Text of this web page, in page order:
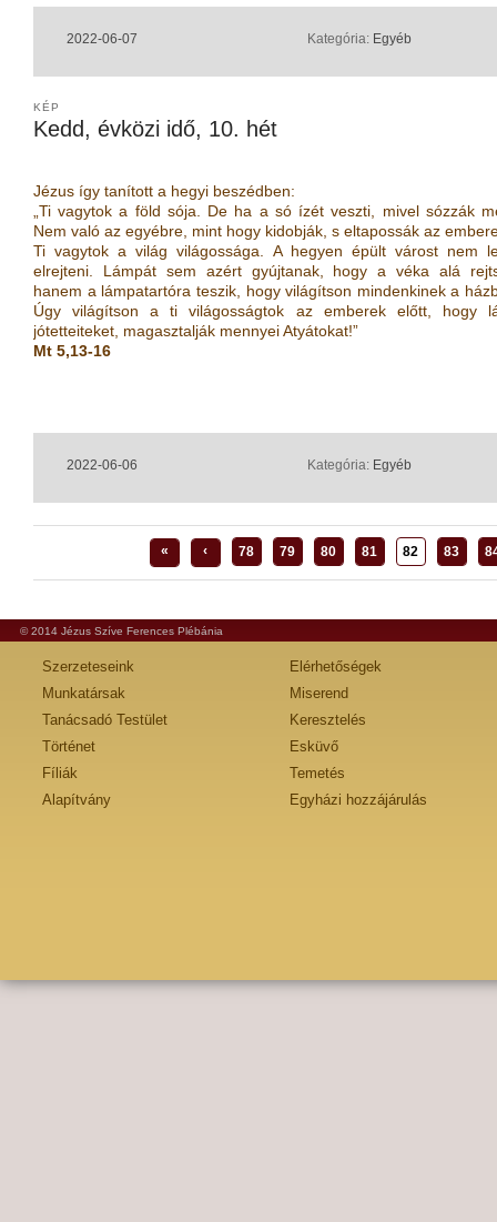
2022-06-07 Kategória: Egyéb
Kedd, évközi idő, 10. hét
KÉP
Jézus így tanított a hegyi beszédben:
„Ti vagytok a föld sója. De ha a só ízét veszti, mivel sózzák
Nem való az egyébre, mint hogy kidobják, s eltapossák az
Ti vagytok a világ világossága. A hegyen épült várost nem
elrejteni. Lámpát sem azért gyújtanak, hogy a véka alá
hanem a lámpatartóra teszik, hogy világítson mindenkinek a
Úgy világítson a ti világosságtok az emberek előtt, hogy
jótetteiteket, magasztalják mennyei Atyátokat!”
Mt 5,13-16
2022-06-06 Kategória: Egyéb
« ‹ 78 79 80 81 82 83
© 2014 Jézus Szíve Ferences Plébánia
Szerzeteseink
Munkatársak
Tanácsadó Testület
Történet
Fíliák
Alapítvány
Elérhetőségek
Miserend
Keresztelés
Esküvő
Temetés
Egyházi hozzájárulás